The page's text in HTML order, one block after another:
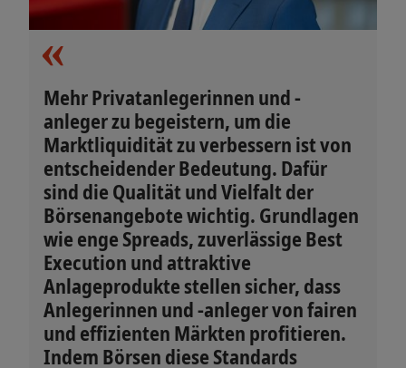
Mehr Privatanlegerinnen und -
anleger zu begeistern, um die
Marktliquidität zu verbessern ist von
entscheidender Bedeutung. Dafür
sind die Qualität und Vielfalt der
Börsenangebote wichtig. Grundlagen
wie enge Spreads, zuverlässige Best
Execution und attraktive
Anlageprodukte stellen sicher, dass
Anlegerinnen und -anleger von fairen
und effizienten Märkten profitieren.
Indem Börsen diese Standards